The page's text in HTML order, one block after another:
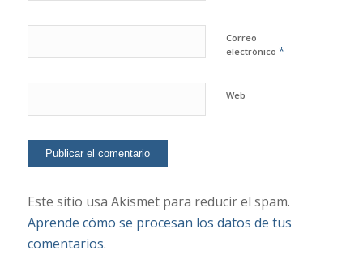
Correo
electrónico *
Web
Este sitio usa Akismet para reducir el spam.
Aprende cómo se procesan los datos de tus
comentarios.